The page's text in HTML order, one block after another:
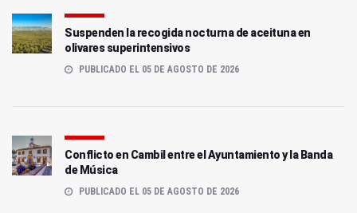
Suspenden la recogida nocturna de aceituna en
olivares superintensivos
PUBLICADO EL 05 DE AGOSTO DE 2026
Conflicto en Cambil entre el Ayuntamiento y la Banda
de Música
PUBLICADO EL 05 DE AGOSTO DE 2026